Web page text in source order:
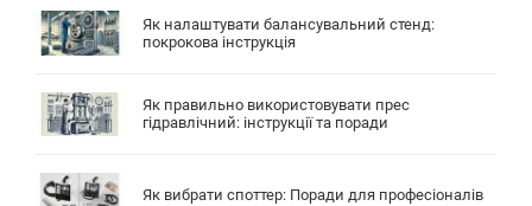
Як налаштувати балансувальний стенд:
покрокова інструкція
Як правильно використовувати прес
гідравлічний: інструкції та поради
Як вибрати споттер: Поради для професіоналів